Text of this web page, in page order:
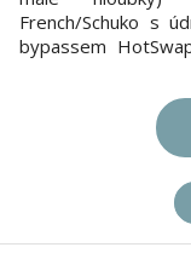
French/Schuko s
bypassem
Záložní doba
(min): 10 VÝSTUP
výstupního
výkonu [VA]: 2 200
výstupní
200/208/220/